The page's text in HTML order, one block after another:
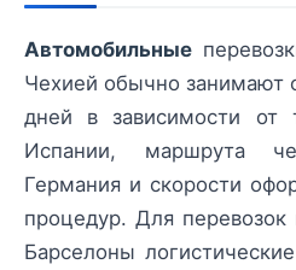
Автомобильные
Чехией обычно занимают
дней в зависимости от
Испании, маршрута
Германия и скорости
процедур. Для перевозок
Барселоны